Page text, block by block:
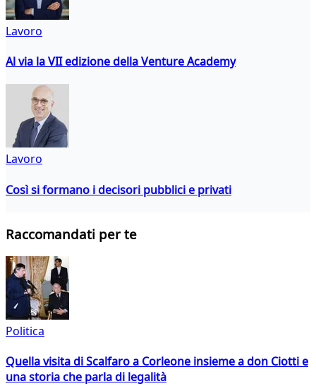
Lavoro
Al via la VII edizione della Venture Academy
Lavoro
Così si formano i decisori pubblici e privati
Raccomandati per te
Politica
Quella visita di Scalfaro a Corleone insieme a don Ciotti e
una storia che parla di legalità